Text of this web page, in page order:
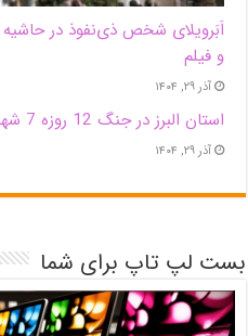
اَبَر‌ویلای شخص ذی‌نفوذ در
و فیلم
آذر ۲۹, ۱۴۰۴
استان البرز در جنگ 12 روزه 7 شهید دانشجو تقدیم انقلاب کرد
آذر ۲۹, ۱۴۰۴
بست لپ تاپ برای شما